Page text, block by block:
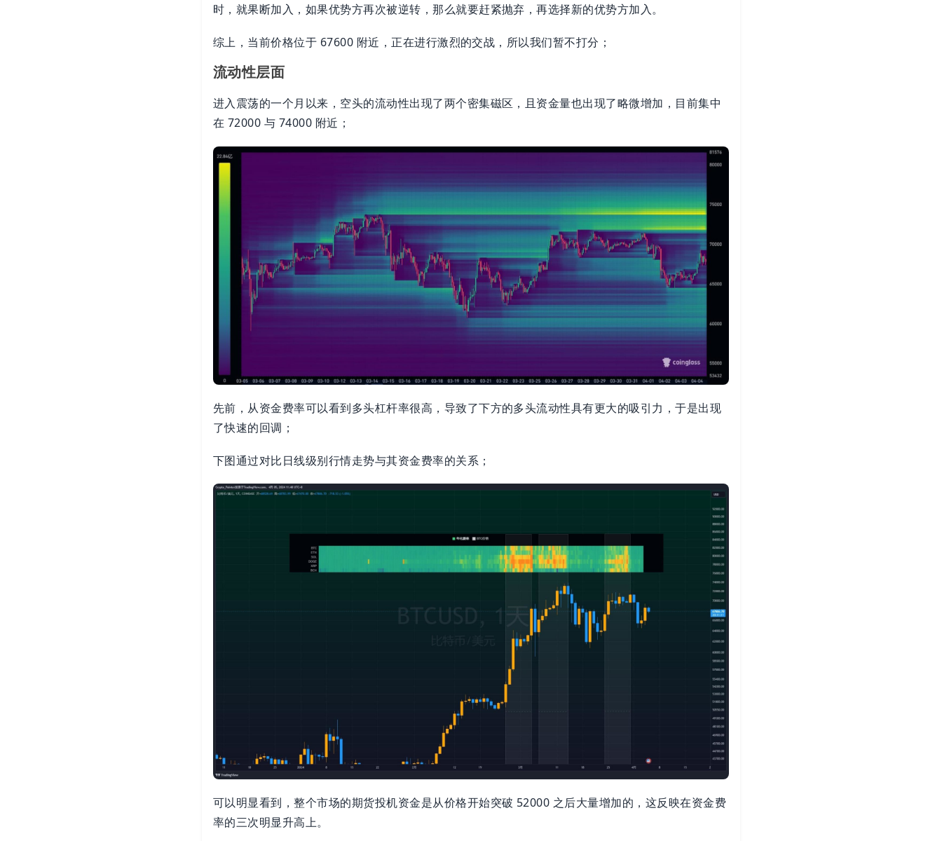
时，就果断加入，如果优势方再次被逆转，那么就要赶紧抛弃，再选择新的优势方加入。
综上，当前价格位于 67600 附近，正在进行激烈的交战，所以我们暂不打分；
流动性层面
进入震荡的一个月以来，空头的流动性出现了两个密集磁区，且资金量也出现了略微增加，目前集中
在 72000 与 74000 附近；
先前，从资金费率可以看到多头杠杆率很高，导致了下方的多头流动性具有更大的吸引力，于是出现
了快速的回调；
下图通过对比日线级别行情走势与其资金费率的关系；
可以明显看到，整个市场的期货投机资金是从价格开始突破 52000 之后大量增加的，这反映在资金费
率的三次明显升高上。